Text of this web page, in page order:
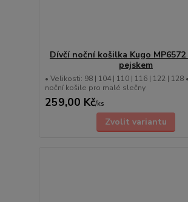
Dívčí noční košilka Kugo MP6572
pejskem
• Velikosti: 98 | 104 | 110 | 116 | 122 | 128
noční košile pro malé slečny
259,00 Kč/ks
Zvolit variantu